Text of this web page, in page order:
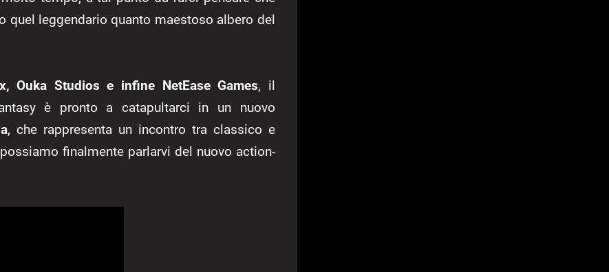
leggendario quanto maestoso albero del
Ouka Studios e infine NetEase Games, il
è pronto a catapultarci in un nuovo
, che rappresenta un incontro tra classico e
finalmente parlarvi del nuovo action-